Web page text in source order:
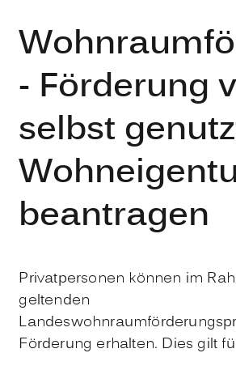
- Förderung
selbst
beantragen
Privatpersonen können im
geltenden
Förderung erhalten. Dies gilt